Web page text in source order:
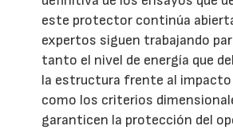
este protector continúa
expertos siguen trabajando
tanto el nivel de energía que
la estructura frente al impacto
como los criterios
garanticen la protección del